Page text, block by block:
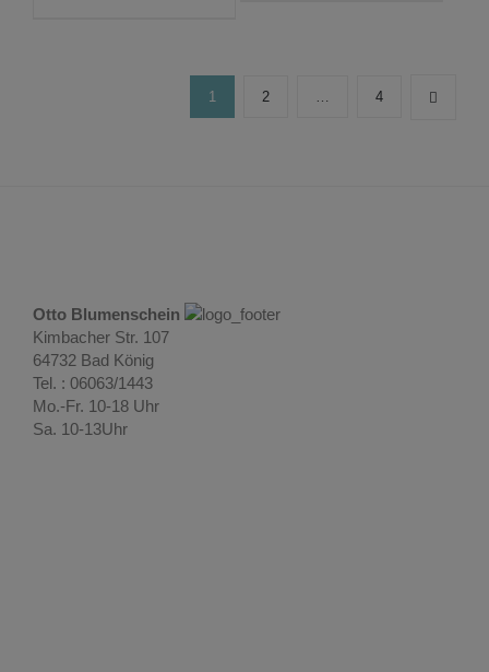
1 2 … 4
Otto Blumenschein
Kimbacher Str. 107
64732 Bad König
Tel. : 06063/1443
Mo.-Fr. 10-18 Uhr
Sa. 10-13Uhr